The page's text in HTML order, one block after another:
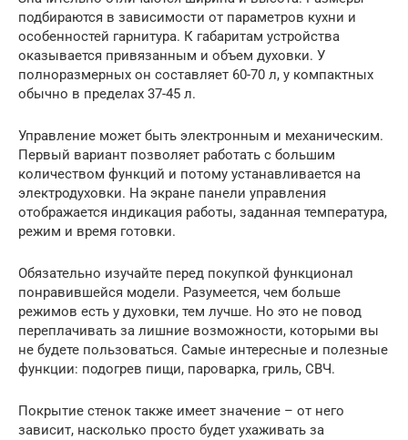
подбираются в зависимости от параметров кухни и
особенностей гарнитура. К габаритам устройства
оказывается привязанным и объем духовки. У
полноразмерных он составляет 60-70 л, у компактных
обычно в пределах 37-45 л.
Управление может быть электронным и механическим.
Первый вариант позволяет работать с большим
количеством функций и потому устанавливается на
электродуховки. На экране панели управления
отображается индикация работы, заданная температура,
режим и время готовки.
Обязательно изучайте перед покупкой функционал
понравившейся модели. Разумеется, чем больше
режимов есть у духовки, тем лучше. Но это не повод
переплачивать за лишние возможности, которыми вы
не будете пользоваться. Самые интересные и полезные
функции: подогрев пищи, пароварка, гриль, СВЧ.
Покрытие стенок также имеет значение – от него
зависит, насколько просто будет ухаживать за